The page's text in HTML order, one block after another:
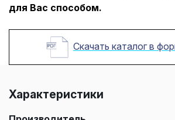
для Вас способом.
Скачать каталог в
Характеристики